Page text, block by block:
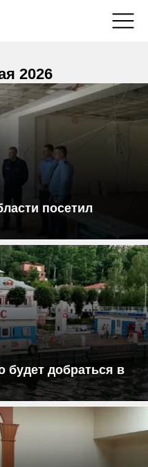
2026
посетил
будет добраться в